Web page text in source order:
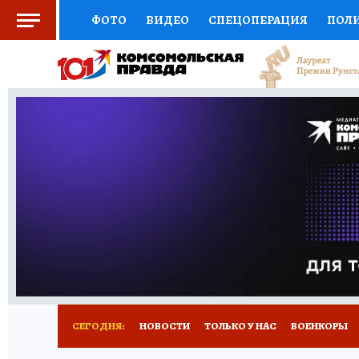
ФОТО ВИДЕО СПЕЦОПЕРАЦИЯ
СОЦПОДДЕРЖКА НАУКА СПОРТ
ВЫБОР ЭКСПЕРТОВ ДОКТОР
ПРОГНОЗЫ НА СПОРТ
НОВОЕ
СЕГОДНЯ: НОВОСТИ ТОЛЬКО У НАС ВОЕНКОРЫ